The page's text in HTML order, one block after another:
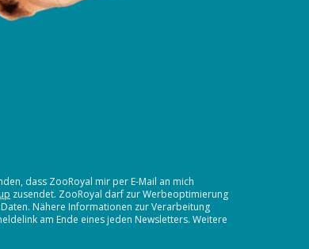
dass ZooRoyal mir per E-Mail an mich
zusendet. ZooRoyal darf zur Werbeoptimierung
Nähere Informationen zur Verarbeitung
am Ende eines jeden Newsletters. Weitere